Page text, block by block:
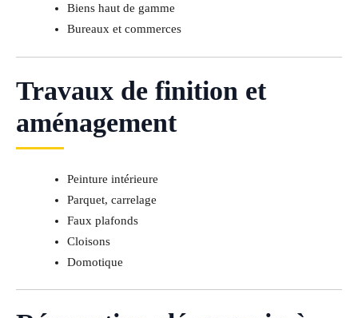
Biens haut de gamme
Bureaux et commerces
Travaux de finition et
aménagement
Peinture intérieure
Parquet, carrelage
Faux plafonds
Cloisons
Domotique